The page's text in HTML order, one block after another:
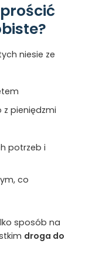
niesie ze
z pieniędzmi
potrzeb i
co
sposób na
droga do